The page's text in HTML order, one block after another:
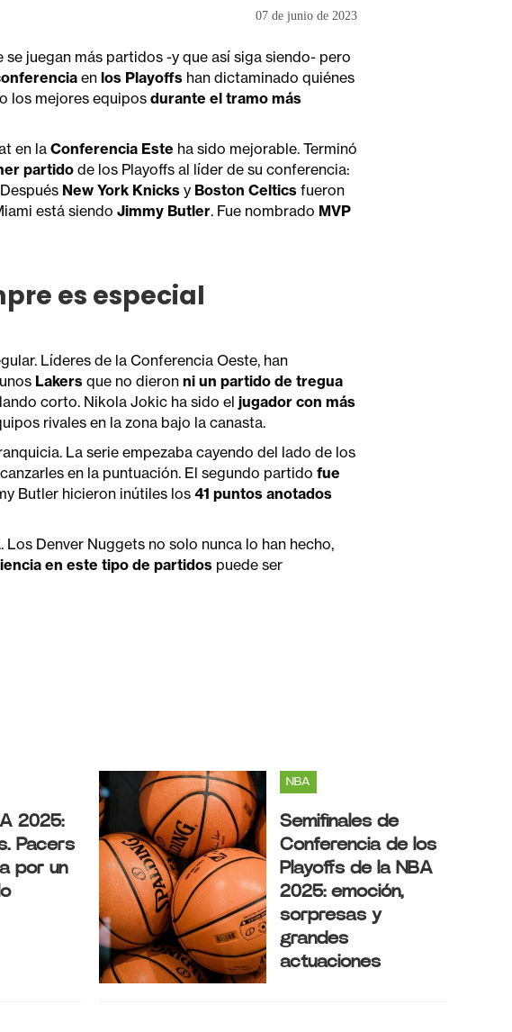
07 de junio de 2023
juegan más partidos -y que así siga siendo- pero
en los Playoffs han dictaminado quiénes
los mejores equipos durante el tramo más
en la Conferencia Este ha sido mejorable. Terminó
partido de los Playoffs al líder de su conferencia:
New York Knicks y Boston Celtics fueron
está siendo Jimmy Butler. Fue nombrado MVP
es especial
Líderes de la Conferencia Oeste, han
Lakers que no dieron ni un partido de tregua
corto. Nikola Jokic ha sido el jugador con más
rivales en la zona bajo la canasta.
La serie empezaba cayendo del lado de los
en la puntuación. El segundo partido fue
Butler hicieron inútiles los 41 puntos anotados
Los Denver Nuggets no solo nunca lo han hecho,
en este tipo de partidos puede ser
2025:
Pacers
por un
NBA
Semifinales de
Conferencia de los
Playoffs de la NBA
2025: emoción,
sorpresas y
grandes
actuaciones